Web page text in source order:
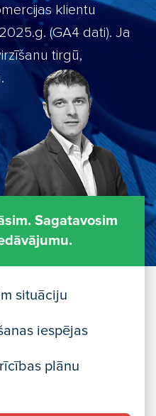
klientu
(GA4 dati). Ja
tirgū,
Sagatavosim
situāciju
iespējas
plānu